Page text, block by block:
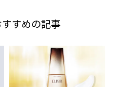
すめの記事